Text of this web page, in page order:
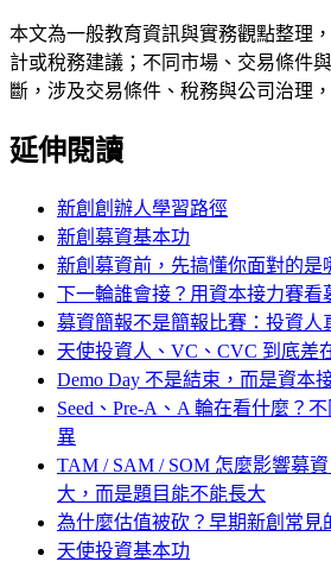
本文為一般教育資訊與實務觀點整理
計或稅務建議；不同市場、交易條件
斷，涉及交易條件、稅務與公司治理
延伸閱讀
新創創辦人學習路徑
新創募資基本功
新創募資前，先搞懂你面對的是
下一輪誰會接？用資本接力賽看
募資簡報不是簡報比賽：投資人
天使投資人、VC、CVC 到底差
Demo Day 不是結束，而是資本
Seed、Pre-A、A 輪在看什麼？
異
TAM / SAM / SOM 怎麼影響募
大，而是題目能不能長大
為什麼估值被砍？早期新創常見
天使投資基本功